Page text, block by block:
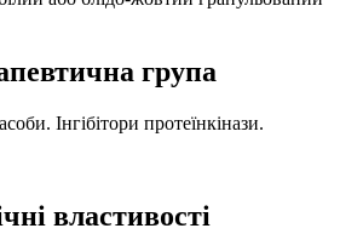
група
Інгібітори протеїнкінази.
властивості